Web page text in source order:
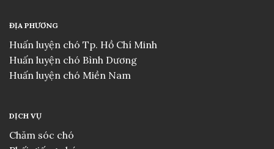
ĐỊA PHƯƠNG
Huấn luyện chó Tp. Hồ Chí Minh
Huấn luyện chó Bình Dương
Huấn luyện chó Miền Nam
DỊCH VỤ
Chăm sóc chó